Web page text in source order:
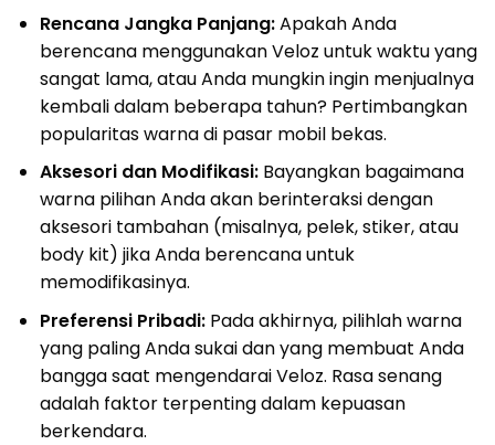
Rencana Jangka Panjang:Apakah Anda
berencana menggunakan Veloz untuk waktu yang
sangat lama, atau Anda mungkin ingin menjualnya
kembali dalam beberapa tahun? Pertimbangkan
popularitas warna di pasar mobil bekas.
Aksesori dan Modifikasi:Bayangkan bagaimana
warna pilihan Anda akan berinteraksi dengan
aksesori tambahan (misalnya, pelek, stiker, atau
body kit) jika Anda berencana untuk
memodifikasinya.
Preferensi Pribadi:Pada akhirnya, pilihlah warna
yang paling Anda sukai dan yang membuat Anda
bangga saat mengendarai Veloz. Rasa senang
adalah faktor terpenting dalam kepuasan
berkendara.